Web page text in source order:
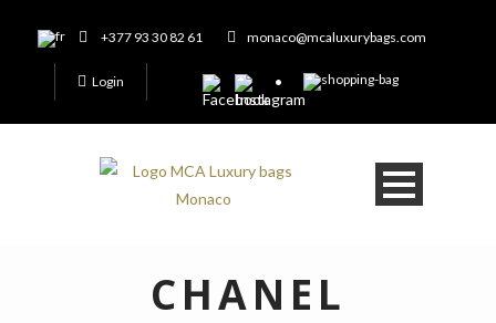
+377 93 30 82 61 monaco@mcaluxurybags.com
Login
CHANEL